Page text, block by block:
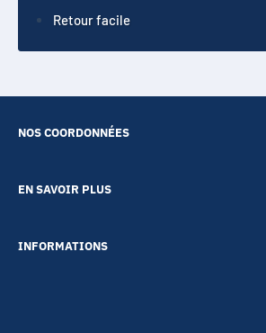
Retour facile
NOS COORDONNÉES
EN SAVOIR PLUS
A propos
INFORMATIONS